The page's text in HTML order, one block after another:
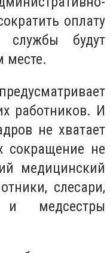
оплату
службы будут
месте.
работников. И
не хватает
сокращение не
медицинский
слесари,
и медсестры